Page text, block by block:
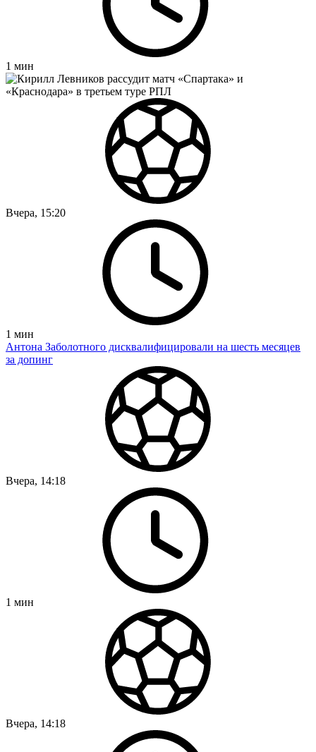
1 мин
Вчера, 15:20
1 мин
Антона Заболотного дисквалифицировали на шесть месяцев
за допинг
Вчера, 14:18
1 мин
Вчера, 14:18